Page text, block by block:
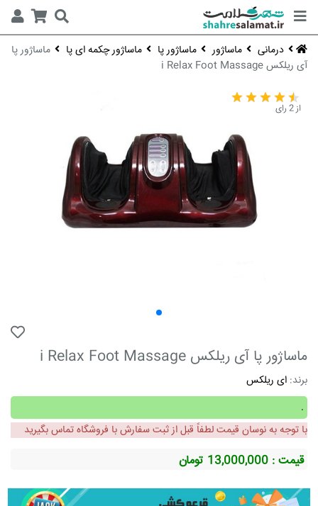
درمانی ماساژور ماساژور پا ماساژور چکمه ای پا
ماساژور پا
آی ریلکس i Relax Foot Massage
از 2 رای
ماساژور پا آی ریلکس i Relax Foot Massage
برند: ای ریلکس
.
با توجه به نوسان قیمت لطفاً قبل از ثبت سفارش با فروشگاه تماس بگیرید
قیمت : 13,000,000 تومان